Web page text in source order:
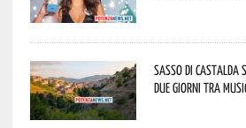
Sasso di Castalda
due giorni tra